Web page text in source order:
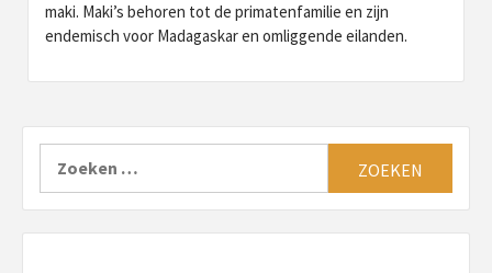
maki. Maki’s behoren tot de primatenfamilie en zijn
endemisch voor Madagaskar en omliggende eilanden.